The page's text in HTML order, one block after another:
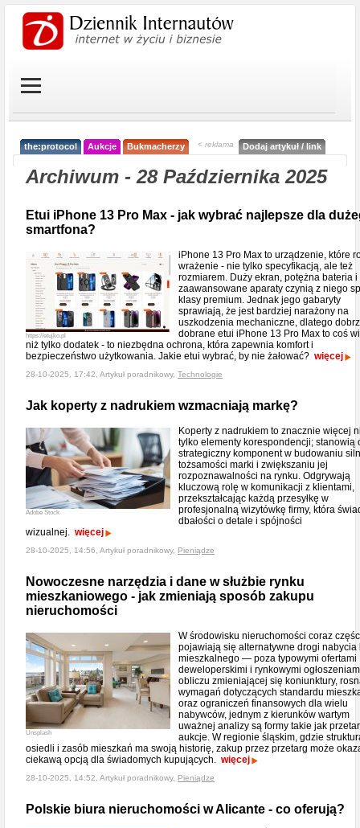
the:protocol Aukcje Bukmacherzy < reklama Dodaj artykuł / link
Archiwum - 28 Października 2025
Etui iPhone 13 Pro Max - jak wybrać najlepsze dla
smartfona?
https://etujko.pl
iPhone 13 Pro Max to urządzenie, które
wrażenie - nie tylko specyfikacją, ale też
rozmiarem. Duży ekran, potężna bateria i
zaawansowane aparaty czynią z niego
klasy premium. Jednak jego gabaryty
sprawiają, że jest bardziej narażony na
uszkodzenia mechaniczne, dlatego
dobrane etui iPhone 13 Pro Max to coś
niż tylko dodatek - to niezbędna ochrona, która zapewnia komfort i
bezpieczeństwo użytkowania. Jakie etui wybrać, by nie żałować? więcej
28-10-2025, 17:42, Artykuł poradnikowy, Technologie
Jak koperty z nadrukiem wzmacniają markę?
Adobe Stock
Koperty z nadrukiem to znacznie więcej
tylko elementy korespondencji; stanowią
strategiczny komponent w budowaniu
tożsamości marki i zwiększaniu jej
rozpoznawalności na rynku. Odgrywają
kluczową rolę w komunikacji z klientami,
przekształcając każdą przesyłkę w
profesjonalną wizytówkę firmy, która
dbałości o detale i spójności
wizualnej. więcej
28-10-2025, 14:56, Artykuł poradnikowy, Pieniądze
Nowoczesne narzędzia i dane w służbie rynku
mieszkaniowego - jak zmieniają sposób zakupu
nieruchomości
Unsplash
W środowisku nieruchomości coraz
pojawiają się alternatywne drogi nabycia
mieszkalnego — poza typowymi ofertami
deweloperskimi i rynkowymi
obliczu zmieniającej się koniunktury,
wymagań dotyczących standardu
oraz ograniczeń finansowych dla wielu
nabywców, jednym z kierunków wartym
uważnej analizy są formy takie jak
aukcje. W regionie śląskim, gdzie
osiedli i zasób mieszkań ma swoją historię, zakup przez przetarg może
ciekawą opcją dla świadomych kupujących. więcej
28-10-2025, 14:52, Artykuł poradnikowy, Pieniądze
Polskie biura nieruchomości w Alicante - co oferują?